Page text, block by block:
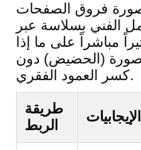
فروق الصفحات
الفني بسلاسة عبر
مباشراً على ما إذا
(الحضيض) دون
كسر العمود الفقري.
طريقة
الربط
الإيجابيات